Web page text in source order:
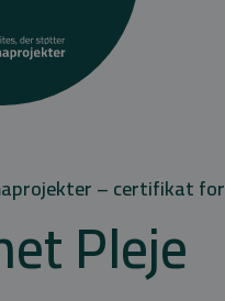
– certifikat for
Pleje